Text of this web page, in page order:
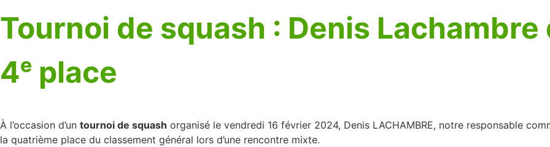
Tournoi de squash : Denis
4ᵉ place
À l’occasion d’un tournoi de squash organisé le vendredi 16 février 2024, Denis LACHAMBRE, notre responsable
la quatrième place du classement général lors d’une rencontre mixte.